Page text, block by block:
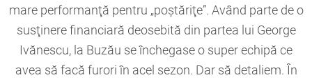
mare performanţă pentru „poştăriţe”. Având parte de o
susţinere financiară deosebită din partea lui George
Ivănescu, la Buzău se închegase o super echipă ce
avea să facă furori în acel sezon. Dar să detaliem. În